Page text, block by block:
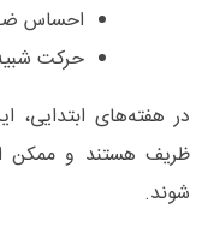
احساس
حرکت
در هفته‌های ابتدایی،
ظریف هستند و ممکن
شوند.